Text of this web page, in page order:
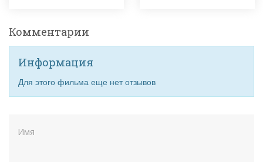
Комментарии
Информация
Для этого фильма еще нет отзывов